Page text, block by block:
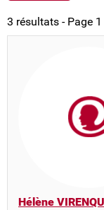
3 résultats - Page 1
Hélène